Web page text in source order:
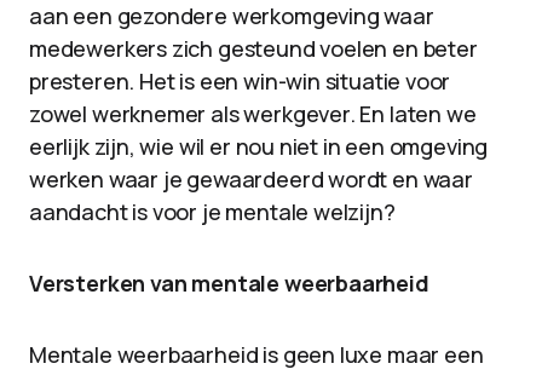
aan een gezondere werkomgeving waar
medewerkers zich gesteund voelen en beter
presteren. Het is een win-win situatie voor
zowel werknemer als werkgever. En laten we
eerlijk zijn, wie wil er nou niet in een omgeving
werken waar je gewaardeerd wordt en waar
aandacht is voor je mentale welzijn?
Versterken van mentale weerbaarheid
Mentale weerbaarheid is geen luxe maar een